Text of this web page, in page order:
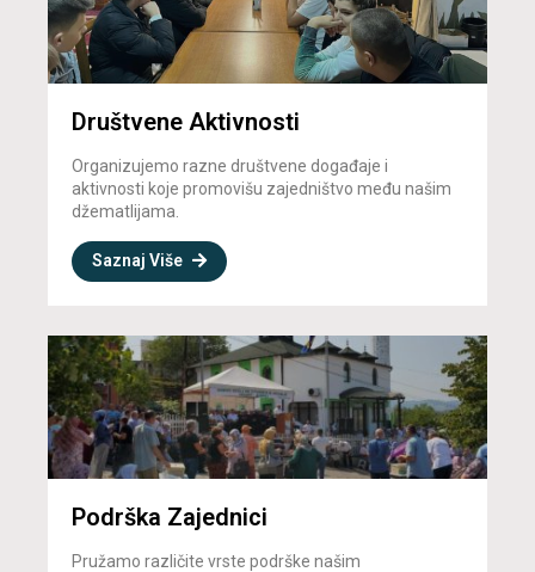
Društvene Aktivnosti
Organizujemo razne društvene događaje i
aktivnosti koje promovišu zajedništvo među našim
džematlijama.
Saznaj Više
Podrška Zajednici
Pružamo različite vrste podrške našim